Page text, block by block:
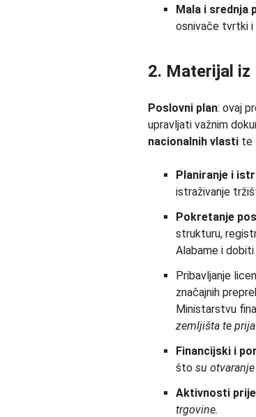
Mala i srednja
osnivače tvrtki i
2. Materijal iz
Poslovni plan: ovaj
upravljati važnim
nacionalnih vlasti te
Planiranje i
istraživanje
Pokretanje
strukturu,
Alabame i
Pribavljanje
značajnih
Ministarstvu
zemljišta te
Financijski i
što su
Aktivnosti
trgovine.